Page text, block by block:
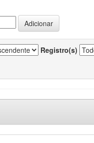
Registro(s)